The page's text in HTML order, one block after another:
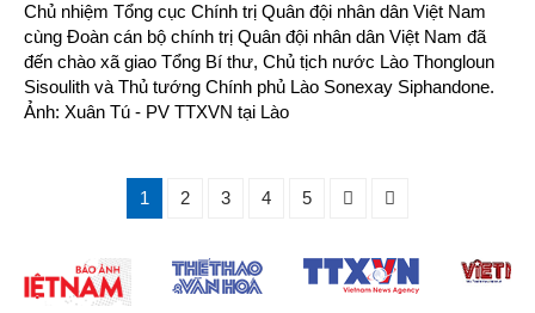
Chủ nhiệm Tổng cục Chính trị Quân đội nhân dân Việt Nam
cùng Đoàn cán bộ chính trị Quân đội nhân dân Việt Nam đã
đến chào xã giao Tổng Bí thư, Chủ tịch nước Lào Thongloun
Sisoulith và Thủ tướng Chính phủ Lào Sonexay Siphandone.
Ảnh: Xuân Tú - PV TTXVN tại Lào
1 2 3 4 5